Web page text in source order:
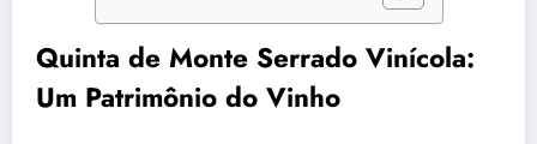
Quinta de Monte Serrado Vinícola:
Um Patrimônio do Vinho